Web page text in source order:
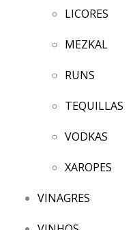
LICORES
MEZKAL
RUNS
TEQUILLAS
VODKAS
XAROPES
VINAGRES